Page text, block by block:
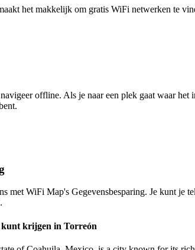
het makkelijk om gratis WiFi netwerken te
offline. Als je naar een plek gaat waar
met WiFi Map's Gegevensbesparing. Je kunt je
krijgen in Torreón